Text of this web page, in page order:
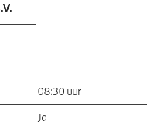
08:30 uur
Ja